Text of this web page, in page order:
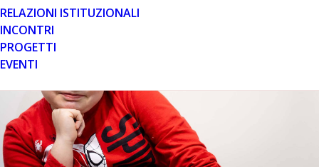
RELAZIONI ISTITUZIONALI
INCONTRI
PROGETTI
EVENTI